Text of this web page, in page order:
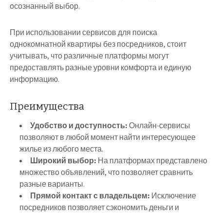
осознанный выбор.
При использовании сервисов для поиска
однокомнатной квартиры без посредников, стоит
учитывать, что различные платформы могут
предоставлять разные уровни комфорта и единую
информацию.
Преимущества
Удобство и доступность:Онлайн-сервисы
позволяют в любой момент найти интересующее
жилье из любого места.
Широкий выбор: На платформах представлено
множество объявлений, что позволяет сравнить
разные варианты.
Прямой контакт с владельцем: Исключение
посредников позволяет сэкономить деньги и